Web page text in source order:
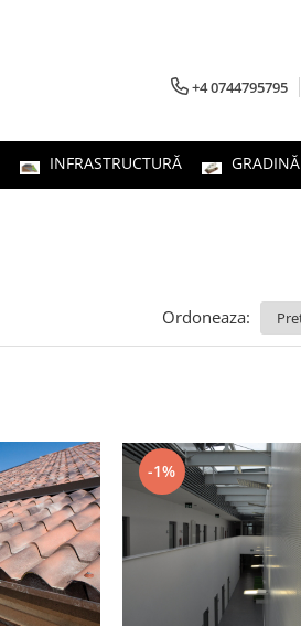
+4 0744795795
INFRASTRUCTURĂ GRADINĂ
Ordoneaza:
-1%